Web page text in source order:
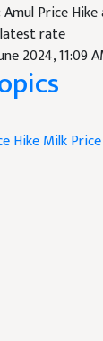
Amul Price
rate
2024, 11:09
HikeMilk Price